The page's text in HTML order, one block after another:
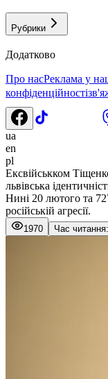
Рубрики
Додатково
Про насРеклама у
конфіденційності
ua
en
pl
Ексвійськком
львівська
Нині 20 лютого та
російській агресії.
1970 Час